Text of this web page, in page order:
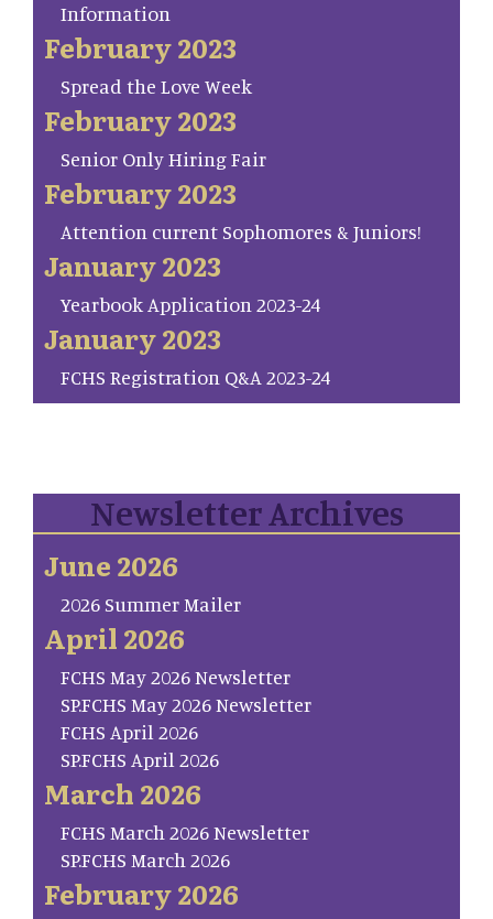
Information
February 2023
Spread the Love Week
February 2023
Senior Only Hiring Fair
February 2023
Attention current Sophomores & Juniors!
January 2023
Yearbook Application 2023-24
January 2023
FCHS Registration Q&A 2023-24
Newsletter Archives
June 2026
2026 Summer Mailer
April 2026
FCHS May 2026 Newsletter
SP.FCHS May 2026 Newsletter
FCHS April 2026
SP.FCHS April 2026
March 2026
FCHS March 2026 Newsletter
SP.FCHS March 2026
February 2026